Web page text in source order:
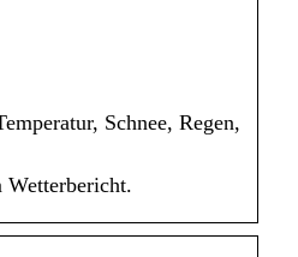
Schnee, Regen,
Wetterbericht.